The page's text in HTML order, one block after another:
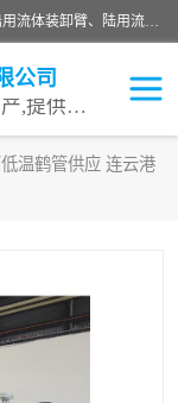
连云港深达石化装备有限公司是从事定量装车系统、船用流体装卸臂、陆用流体装卸臂（鹤管）、活动梯、钢构平台等全系列流体装卸设备的设计、制造、销售以及服务的专业供应商。公司始终以客户为中心，密切跟踪国内外油气储运及装卸设备先进技术的发展，以先进的技术、优质的产品、一流的服务，满足客户需求。
公司
专业从事流体装卸设备生产,提供全面解决方案，生产与定制服务
温鹤管供应 连云港
管